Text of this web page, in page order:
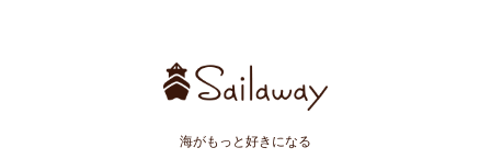
海がもっと好きになる